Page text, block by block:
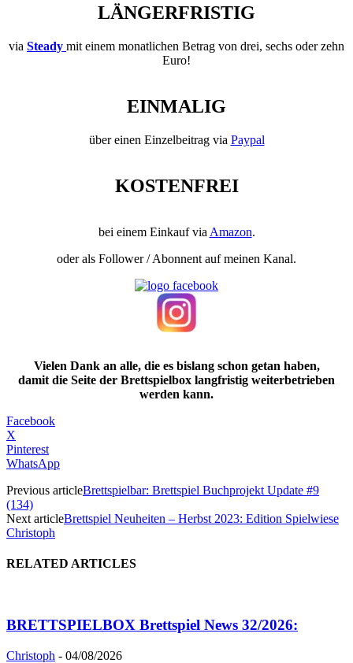
LÄNGERFRISTIG
via Steady mit einem monatlichen Betrag von drei, sechs oder zehn
Euro!
EINMALIG
über einen Einzelbeitrag via Paypal
KOSTENFREI
bei einem Einkauf via Amazon.
oder als Follower / Abonnent auf meinen Kanal.
Vielen Dank an alle, die es bislang schon getan haben,
damit die Seite der Brettspielbox langfristig weiterbetrieben
werden kann.
Facebook
X
Pinterest
WhatsApp
Previous articleBrettspielbar: Brettspiel Buchprojekt Update #9
(134)
Next articleBrettspiel Neuheiten – Herbst 2023: Edition Spielwiese
Christoph
RELATED ARTICLES
BRETTSPIELBOX Brettspiel News 32/2026:
Christoph - 04/08/2026